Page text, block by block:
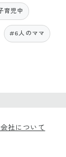
育児中
#6人のママ
社について